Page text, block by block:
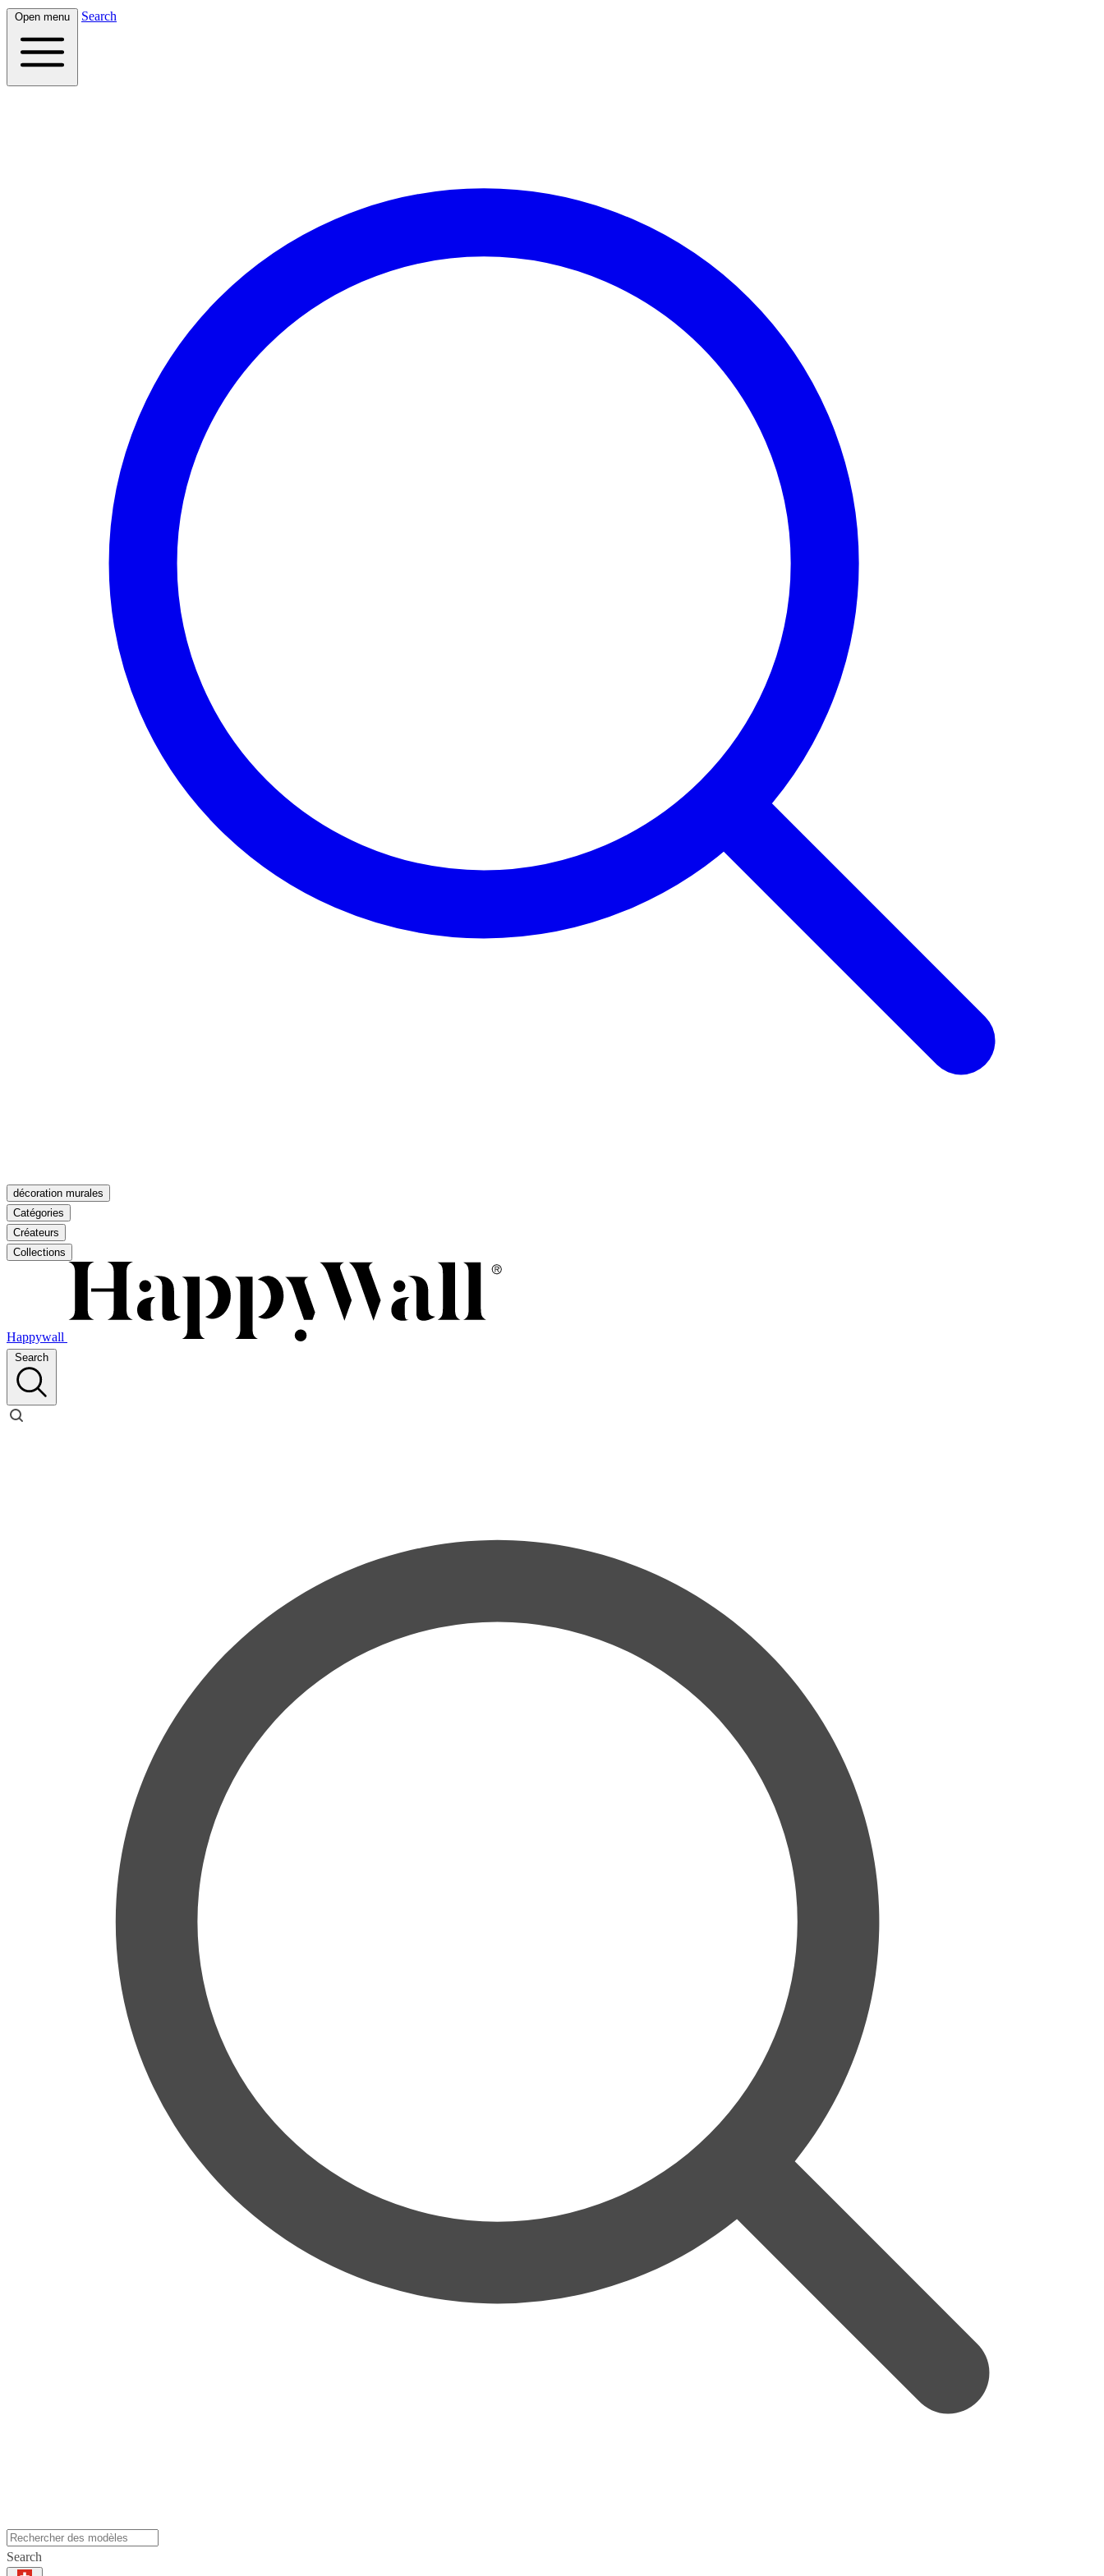
Open menu Search
décoration murales
Catégories
Créateurs
Collections
Happywall
Search
Search